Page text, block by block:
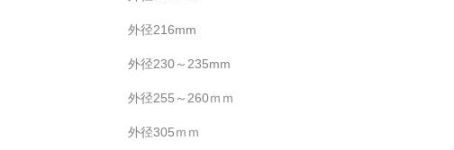
外径216mm
外径230～235mm
外径255～260ｍｍ
外径305ｍｍ